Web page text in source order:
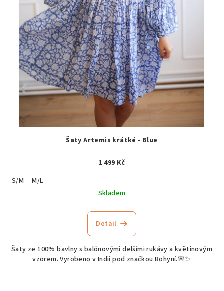
Šaty Artemis krátké - Blue
1 499 Kč
S/M
M/L
Skladem
Detail
Šaty ze 100% bavlny s balónovými delšími rukávy a květinovým
vzorem. Vyrobeno v Indii pod značkou Bohyní.🌸✨